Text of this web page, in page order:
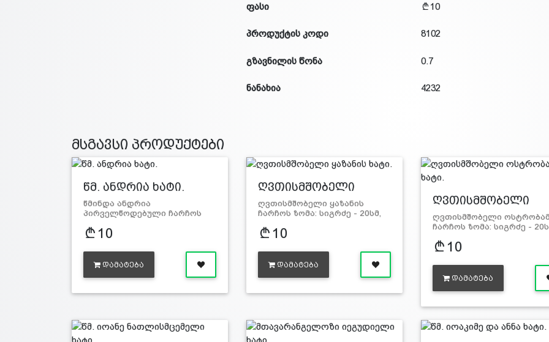
ფასი 10
პროდუქტის კოდი 8102
გზავნილის წონა 0.7
ნანახია 4232
მსგავსი პროდუქტები
წმ. ანდრია ხატი.
წმინდა ანდრია
პირველწოდებული ჩარჩოს
10
ᲓᲐᲛᲐᲢᲔᲑᲐ
ღვთისმშობელი
ღვთისმშობელი ყაზანის
ჩარჩოს ზომა: სიგრძე - 20სმ,
10
ᲓᲐᲛᲐᲢᲔᲑᲐ
ღვთისმშობელი
ღვთისმშობელი
ჩარჩოს ზომა: სიგრძე -
10
ᲓᲐᲛᲐᲢᲔᲑᲐ